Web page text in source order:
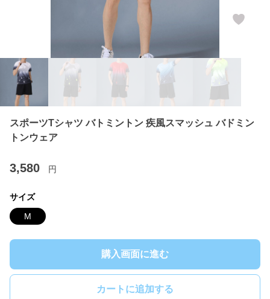
スポーツTシャツ バトミントン 疾風スマッシュ バドミン
トンウェア
3,580 円
サイズ
M
購入画面に進む
カートに追加する